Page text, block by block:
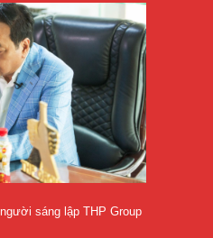
sáng lập THP Group